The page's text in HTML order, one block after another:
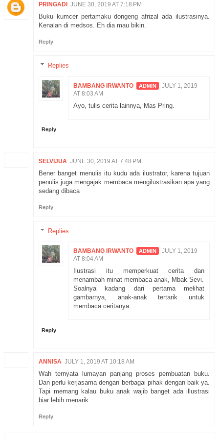
PRINGADI JUNE 30, 2019 AT 7:18 PM
Buku kumcer pertamaku dongeng afrizal ada ilustrasinya.
Kenalan di medsos. Eh dia mau bikin.
Reply
Replies
BAMBANG IRWANTO
JULY 1, 2019
AT 8:03 AM
Ayo, tulis cerita lainnya, Mas Pring.
Reply
SELVIJUA JUNE 30, 2019 AT 7:48 PM
Bener banget menulis itu kudu ada ilustrator, karena tujuan
penulis juga mengajak membaca mengilustrasikan apa yang
sedang dibaca
Reply
Replies
BAMBANG IRWANTO
JULY 1, 2019
AT 8:04 AM
Ilustrasi itu memperkuat cerita dan
menambah minat membaca anak, Mbak Sevi.
Soalnya kadang dari pertama melihat
gambarnya, anak-anak tertarik untuk
membaca ceritanya.
Reply
ANNISA JULY 1, 2019 AT 10:18 AM
Wah ternyata lumayan panjang proses pembuatan buku.
Dan perlu kerjasama dengan berbagai pihak dengan baik ya.
Tapi memang kalau buku anak wajib banget ada illustrasi
biar lebih menarik
Reply